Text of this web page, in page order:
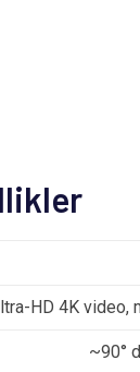
HD 4K video,
~90°